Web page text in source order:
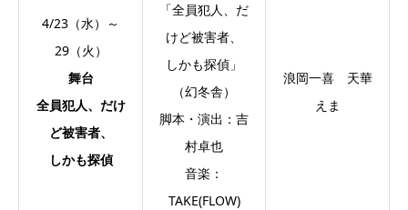
4/23（水）～
29（火）
舞台
全員犯人、だけ
ど被害者、
しかも探偵
「全員犯人、だ
けど被害者、
しかも探偵」
（幻冬舎）
脚本・演出：吉
村卓也
音楽：
TAKE(FLOW)
浪岡一喜 天華
えま